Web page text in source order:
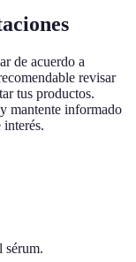
de acuerdo a
revisar
tus productos.
mantente informado
interés.
sérum.